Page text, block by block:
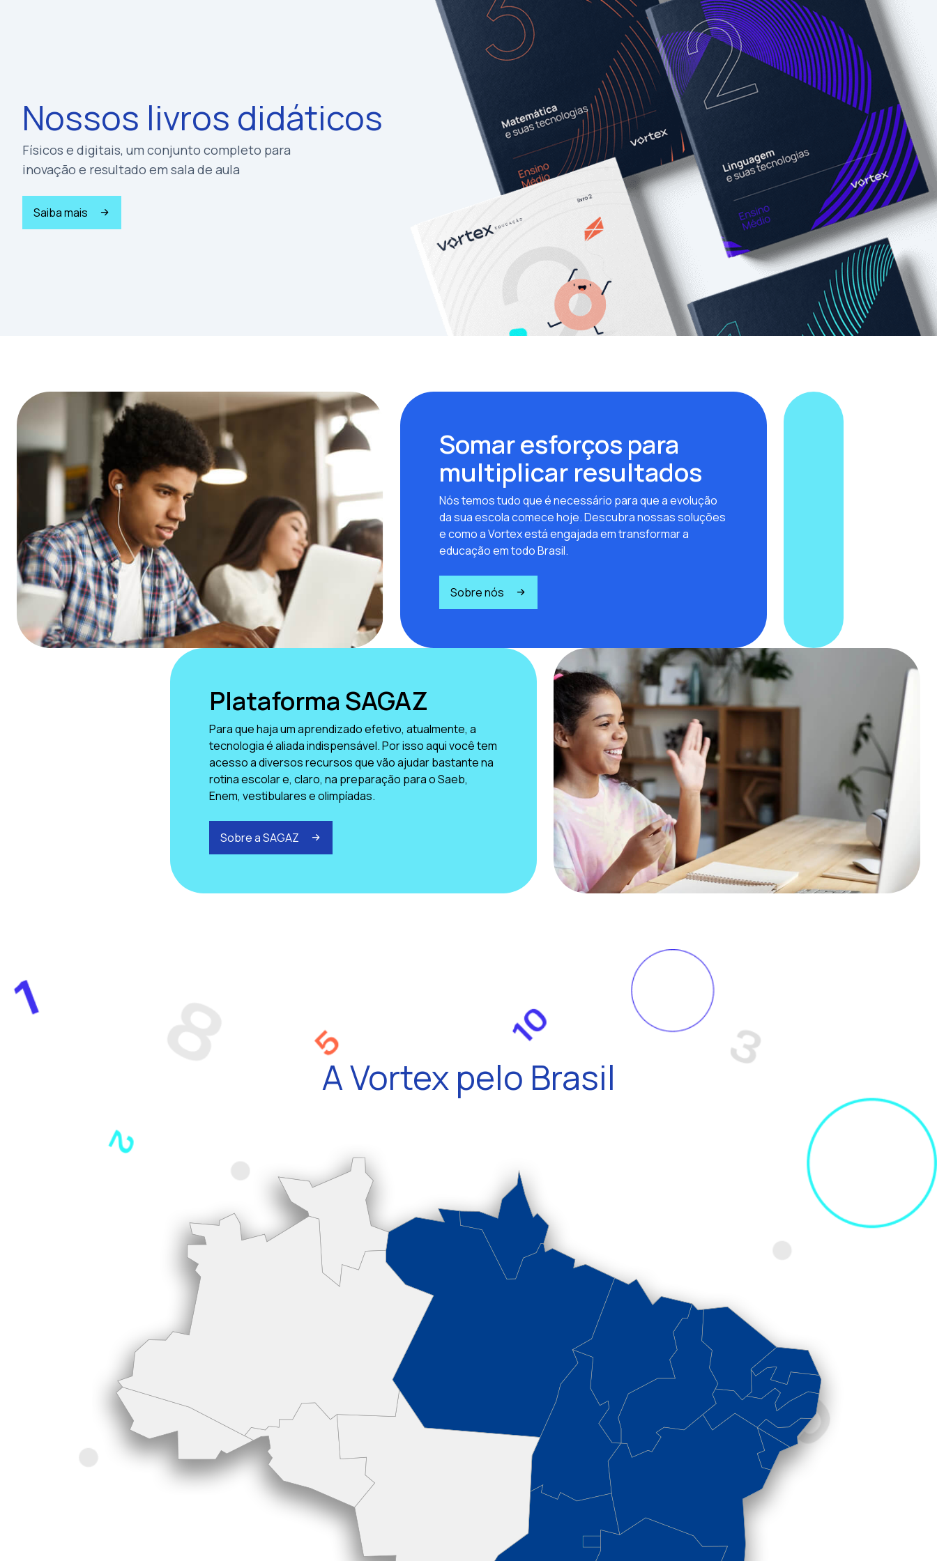
Nossos livros didáticos
Físicos e digitais, um conjunto completo para
inovação e resultado em sala de aula
Saiba mais
Somar esforços para
multiplicar resultados
Nós temos tudo que é necessário para que a evolução
da sua escola comece hoje. Descubra nossas soluções
e como a Vortex está engajada em transformar a
educação em todo Brasil.
Sobre nós
Plataforma SAGAZ
Para que haja um aprendizado efetivo, atualmente, a
tecnologia é aliada indispensável. Por isso aqui você tem
acesso a diversos recursos que vão ajudar bastante na
rotina escolar e, claro, na preparação para o Saeb,
Enem, vestibulares e olimpíadas.
Sobre a SAGAZ
A Vortex pelo Brasil